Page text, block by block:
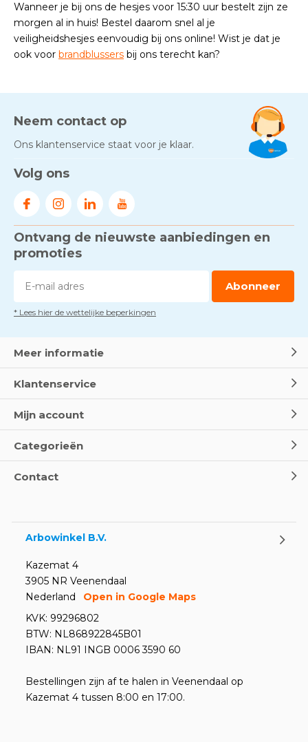
Wanneer je bij ons de hesjes voor 15:30 uur bestelt zijn ze
morgen al in huis! Bestel daarom snel al je
veiligheidshesjes eenvoudig bij ons online! Wist je dat je
ook voor brandblussers bij ons terecht kan?
Neem contact op
Ons klantenservice staat voor je klaar.
Volg ons
Ontvang de nieuwste aanbiedingen en
promoties
Abonneer
* Lees hier de wettelijke beperkingen
Meer informatie
Klantenservice
Mijn account
Categorieën
Contact
Arbowinkel B.V.
Kazemat 4
3905 NR Veenendaal
Nederland
Open in Google Maps
KVK: 99296802
BTW: NL868922845B01
IBAN: NL91 INGB 0006 3590 60
Bestellingen zijn af te halen in Veenendaal op
Kazemat 4 tussen 8:00 en 17:00.